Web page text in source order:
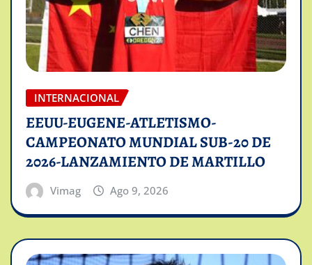
INTERNACIONAL
EEUU-EUGENE-ATLETISMO-
CAMPEONATO MUNDIAL SUB-20 DE
2026-LANZAMIENTO DE MARTILLO
Vimag Ago 9, 2026